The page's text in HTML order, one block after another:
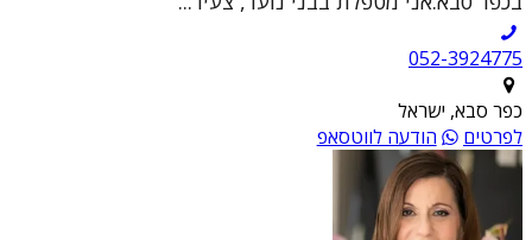
052-3924775
כפר סבא, ישראל
לפרטים
הודעה לווטסאפ